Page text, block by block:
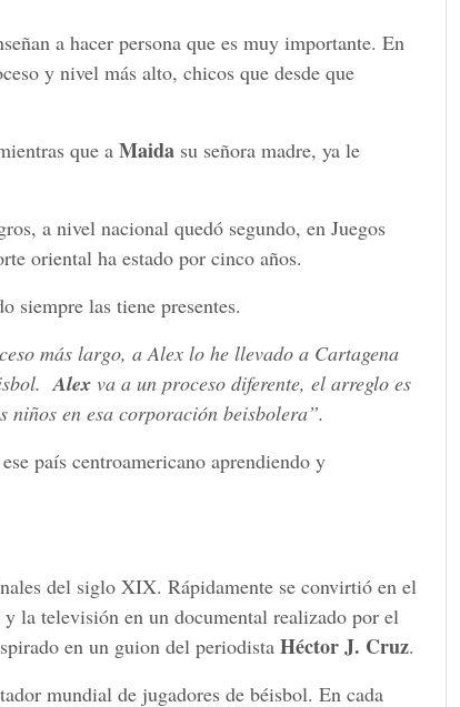
a hacer persona que es muy importante. En
y nivel más alto, chicos que desde que
que a Maida su señora madre, ya le
a nivel nacional quedó segundo, en Juegos
oriental ha estado por cinco años.
siempre las tiene presentes.
más largo, a Alex lo he llevado a Cartagena
Alex va a un proceso diferente, el arreglo es
niños en esa corporación beisbolera”.
país centroamericano aprendiendo y
del siglo XIX. Rápidamente se convirtió en el
la televisión en un documental realizado por el
en un guion del periodista Héctor J. Cruz.
mundial de jugadores de béisbol. En cada